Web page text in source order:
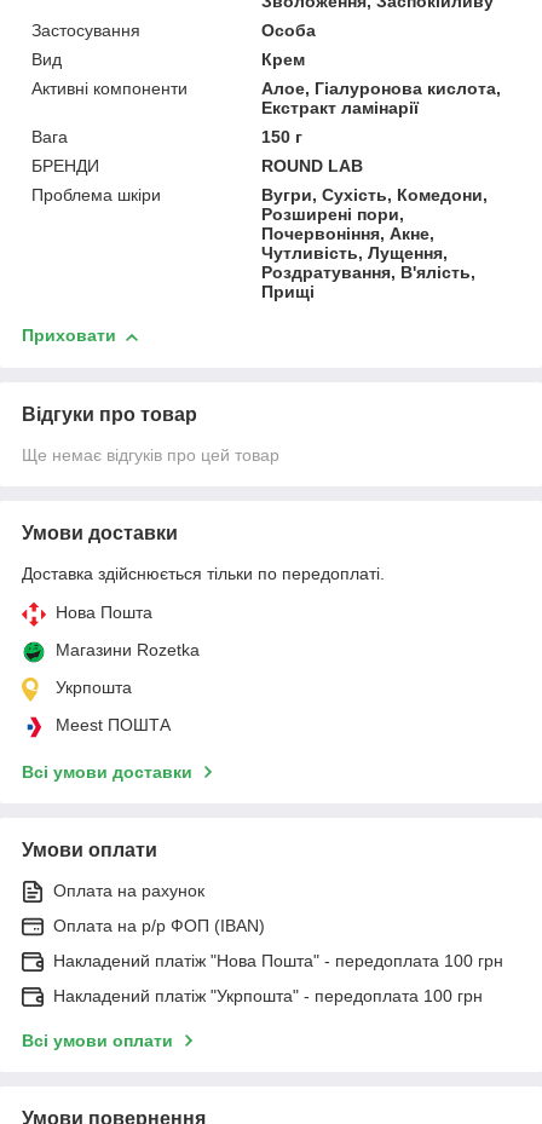
Застосування
Особа
Вид
Крем
Активні компоненти
Алое, Гіалуронова кислота,
Екстракт ламінарії
Вага
150 г
БРЕНДИ
ROUND LAB
Проблема шкіри
Вугри, Сухість, Комедони,
Розширені пори,
Почервоніння, Акне,
Чутливість, Лущення,
Роздратування, В'ялість,
Прищі
Приховати
Відгуки про товар
Ще немає відгуків про цей товар
Умови доставки
Доставка здійснюється тільки по передоплаті.
Нова Пошта
Магазини Rozetka
Укрпошта
Meest ПОШТА
Всі умови доставки
Умови оплати
Оплата на рахунок
Оплата на р/р ФОП (IBAN)
Накладений платіж "Нова Пошта" - передоплата 100 грн
Накладений платіж "Укрпошта" - передоплата 100 грн
Всі умови оплати
Умови повернення